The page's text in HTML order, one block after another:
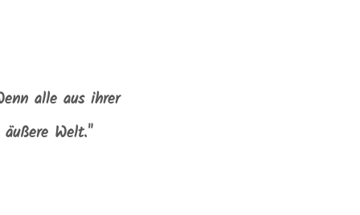
alle aus ihrer
Welt."